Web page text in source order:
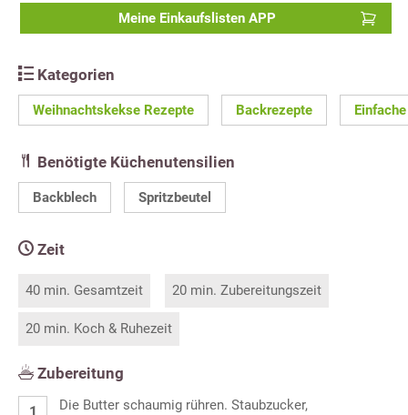
Meine Einkaufslisten APP
Kategorien
Weihnachtskekse Rezepte Backrezepte
Benötigte Küchenutensilien
Backblech Spritzbeutel
Zeit
40 min. Gesamtzeit 20 min. Zubereitungszeit
20 min. Koch & Ruhezeit
Zubereitung
Die Butter schaumig rühren. Staubzucker,